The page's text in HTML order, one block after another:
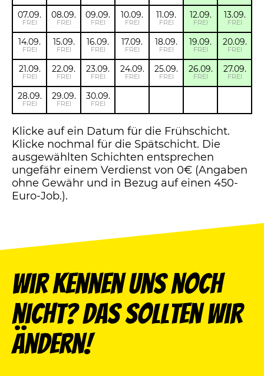
07.09.
FREI
08.09.
FREI
09.09.
FREI
10.09.
FREI
11.09.
FREI
12.09.
FREI
13.09.
FREI
14.09.
FREI
15.09.
FREI
16.09.
FREI
17.09.
FREI
18.09.
FREI
19.09.
FREI
20.09.
FREI
21.09.
FREI
22.09.
FREI
23.09.
FREI
24.09.
FREI
25.09.
FREI
26.09.
FREI
27.09.
FREI
28.09.
FREI
29.09.
FREI
30.09.
FREI
Klicke auf ein Datum für die Frühschicht.
Klicke nochmal für die Spätschicht. Die
ausgewählten Schichten entsprechen
ungefähr einem Verdienst von 0€ (Angaben
ohne Gewähr und in Bezug auf einen 450-
Euro-Job.).
Wir kennen uns noch
nicht? Das sollten wir
ändern!